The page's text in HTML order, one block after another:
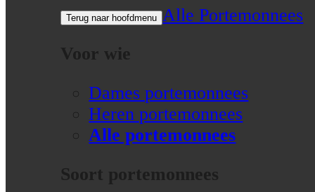
Terug naar hoofdmenu Alle Portemonnees
Voor wie
Dames portemonnees
Heren portemonnees
Alle portemonnees
Soort portemonnees